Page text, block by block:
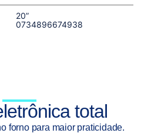
20”
0734896674938
total
forno para maior praticidade.